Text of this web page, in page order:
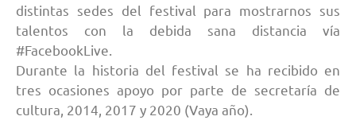
distintas sedes del festival para mostrarnos sus
talentos con la debida sana distancia vía
#FacebookLive.
Durante la historia del festival se ha recibido en
tres ocasiones apoyo por parte de secretaría de
cultura, 2014, 2017 y 2020 (Vaya año).